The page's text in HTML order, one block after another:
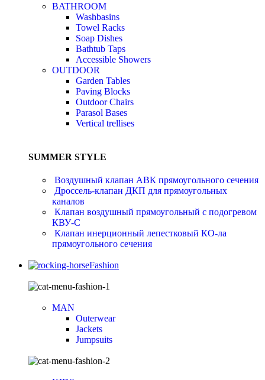
BATHROOM
Washbasins
Towel Racks
Soap Dishes
Bathtub Taps
Accessible Showers
OUTDOOR
Garden Tables
Paving Blocks
Outdoor Chairs
Parasol Bases
Vertical trellises
SUMMER STYLE
Воздушный клапан АВК прямоугольного сечения
Дроссель-клапан ДКП для прямоугольных
каналов
Клапан воздушный прямоугольный с подогревом
КВУ-С
Клапан инерционный лепестковый КО-ла
прямоугольного сечения
Fashion
MAN
Outerwear
Jackets
Jumpsuits